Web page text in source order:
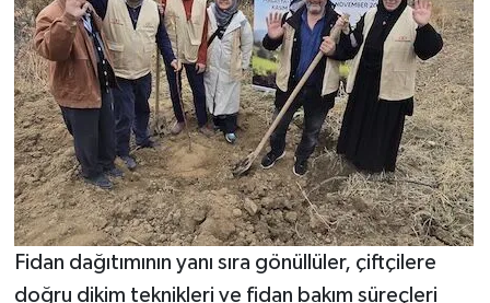
Fidan dağıtımının yanı sıra gönüllüler, çiftçilere
doğru dikim teknikleri ve fidan bakım süreçleri